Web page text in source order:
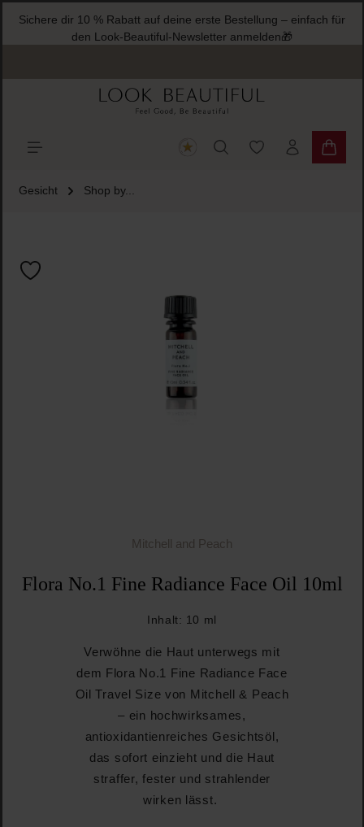
springen
Sichere dir 10 % Rabatt auf deine erste Bestellung – einfach für
den Look-Beautiful-Newsletter anmelden🎁
Du hast 0
Gesicht Shop by...
Mitchell and Peach
Flora No.1 Fine Radiance Face Oil 10ml
Inhalt: 10 ml
Verwöhne die Haut unterwegs mit
dem Flora No.1 Fine Radiance Face
Oil Travel Size von Mitchell & Peach
– ein hochwirksames,
antioxidantienreiches Gesichtsöl,
das sofort einzieht und die Haut
straffer, fester und strahlender
wirken lässt.